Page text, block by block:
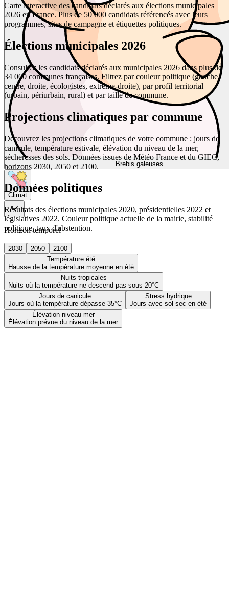
Brebis galeuses
Climat
Horizon temporel
2030 2050
2100
Température été
Hausse de la température moyenne en été
Nuits tropicales
Nuits où la température ne descend pas sous 20°C
Jours de canicule
Jours où la température dépasse 35°C
Stress hydrique
Jours avec sol sec en été
Élévation niveau mer
Élévation prévue du niveau de la mer
Carte interactive des candidats déclarés aux élections municipales
2026 en France. Plus de 50 000 candidats référencés avec leurs
programmes, sites de campagne et étiquettes politiques.
Élections municipales 2026
Consultez les candidats déclarés aux municipales 2026 dans plus de
34 000 communes françaises. Filtrez par couleur politique (gauche,
centre, droite, écologistes, extrême-droite), par profil territorial
(urbain, périurbain, rural) et par taille de commune.
Projections climatiques par commune
Découvrez les projections climatiques de votre commune : jours de
canicule, température estivale, élévation du niveau de la mer,
sécheresses des sols. Données issues de Météo France et du GIEC,
horizons 2030, 2050 et 2100.
Données politiques
Résultats des élections municipales 2020, présidentielles 2022 et
législatives 2022. Couleur politique actuelle de la mairie, stabilité
politique, taux d'abstention.